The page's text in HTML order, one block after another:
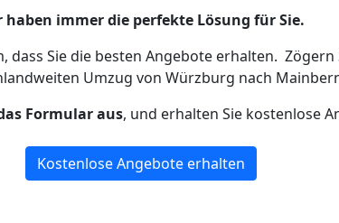
haben immer die perfekte Lösung für Sie.
dass Sie die besten Angebote erhalten. Zögern
Umzug von Würzburg nach
Formular aus, und erhalten Sie kostenlose
Kostenlose Angebote erhalten